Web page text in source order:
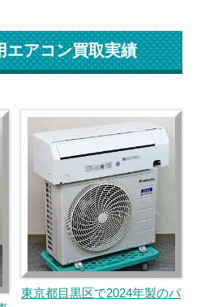
エアコン買取実績
東京都目黒区で2024年製のパ